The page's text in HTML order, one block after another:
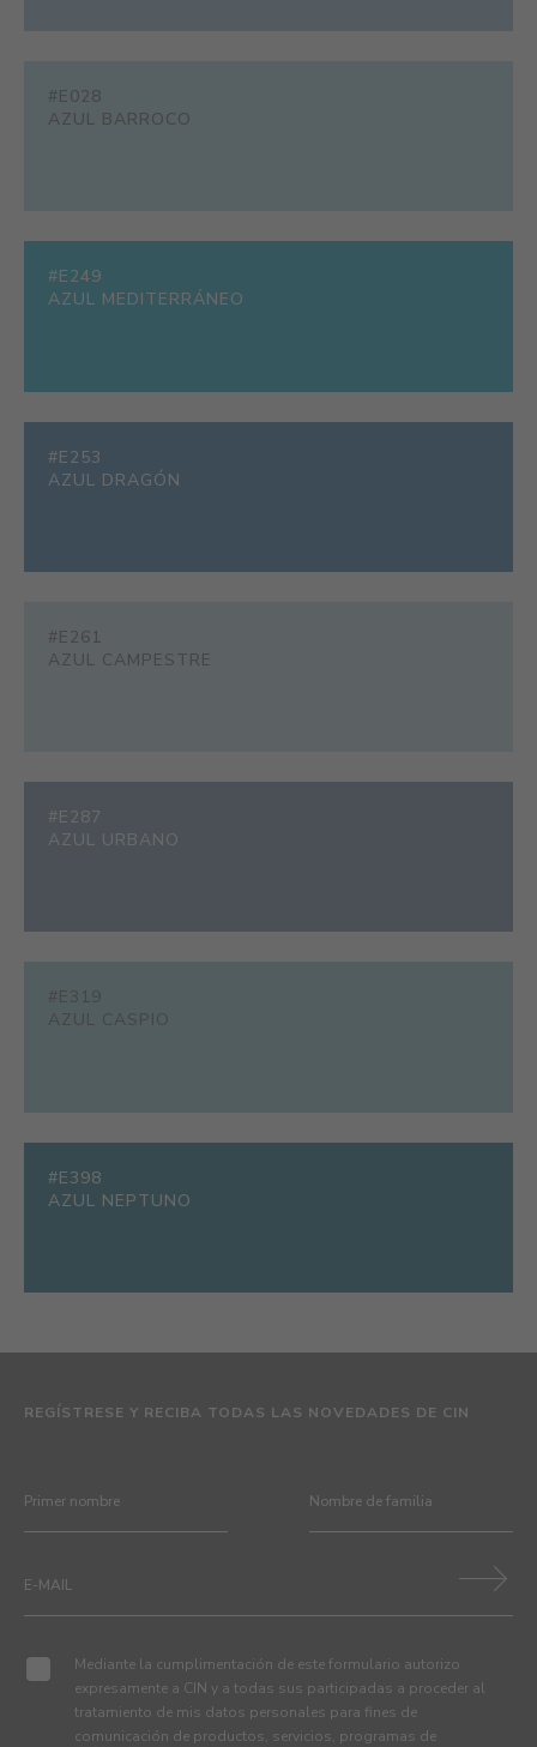
#E028
AZUL BARROCO
#E249
AZUL MEDITERRÁNEO
#E253
AZUL DRAGÓN
#E261
AZUL CAMPESTRE
#E287
AZUL URBANO
#E319
AZUL CASPIO
#E398
AZUL NEPTUNO
REGÍSTRESE Y RECIBA TODAS LAS NOVEDADES DE CIN
Mediante la cumplimentación de este formulario autorizo
expresamente a CIN y a todas sus participadas a proceder al
tratamiento de mis datos personales para fines de
comunicación de productos, servicios, programas de